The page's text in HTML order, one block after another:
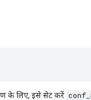
के लिए, इसे सेट करें